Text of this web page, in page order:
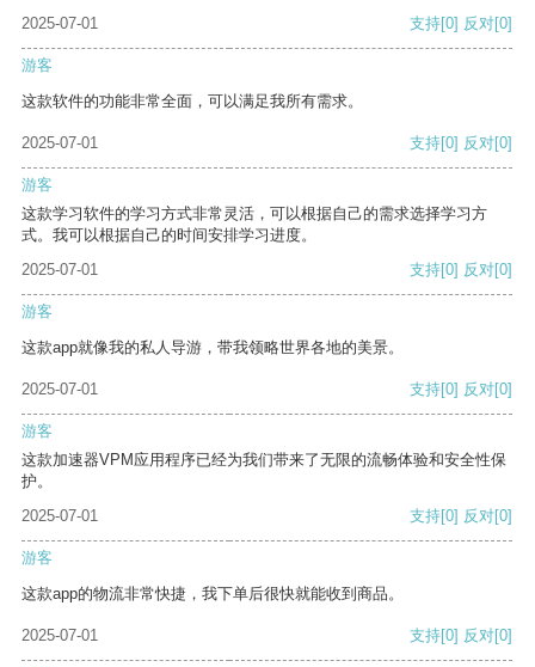
2025-07-01
支持[0] 反对[0]
游客
这款软件的功能非常全面，可以满足我所有需求。
2025-07-01 支持[0] 反对[0]
游客
这款学习软件的学习方式非常灵活，可以根据自己的需求选择学习方
式。我可以根据自己的时间安排学习进度。
2025-07-01
支持[0] 反对[0]
游客
这款app就像我的私人导游，带我领略世界各地的美景。
2025-07-01 支持[0] 反对[0]
游客
这款加速器VPM应用程序已经为我们带来了无限的流畅体验和安全性保
护。
2025-07-01
支持[0] 反对[0]
游客
这款app的物流非常快捷，我下单后很快就能收到商品。
2025-07-01 支持[0] 反对[0]